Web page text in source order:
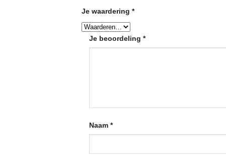
Je waardering *
Je beoordeling *
Naam *